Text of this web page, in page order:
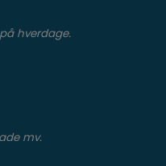
hverdage.
mv.